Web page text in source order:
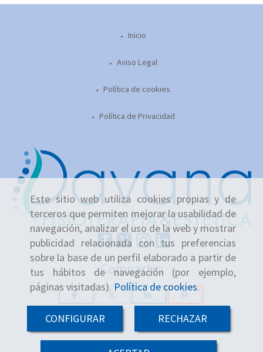
Este sitio web utiliza cookies propias y de
terceros que permiten mejorar la usabilidad de
navegación, analizar el uso de la web y mostrar
publicidad relacionada con tus preferencias
sobre la base de un perfil elaborado a partir de
tus hábitos de navegación (por ejemplo,
páginas visitadas). Política de cookies.
CONFIGURAR RECHAZAR
+
Inicio
Aviso Legal
Política de cookies
Política de Privacidad
Compartir: